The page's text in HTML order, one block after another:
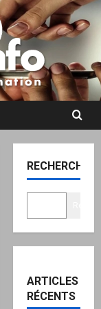
RECHERCHER
ARTICLES
RÉCENTS